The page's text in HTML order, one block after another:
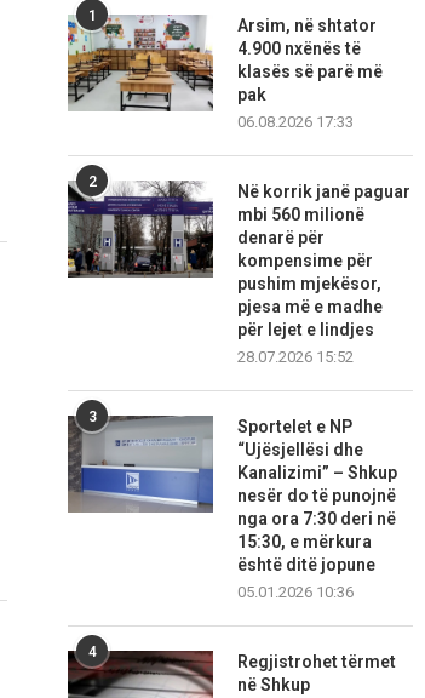
1
Arsim, në shtator
4.900 nxënës të
klasës së parë më
pak
06.08.2026 17:33
2
Në korrik janë paguar
mbi 560 milionë
denarë për
kompensime për
pushim mjekësor,
pjesa më e madhe
për lejet e lindjes
28.07.2026 15:52
3
Sportelet e NP
“Ujësjellësi dhe
Kanalizimi” – Shkup
nesër do të punojnë
nga ora 7:30 deri në
15:30, e mërkura
është ditë jopune
05.01.2026 10:36
4
Regjistrohet tërmet
në Shkup